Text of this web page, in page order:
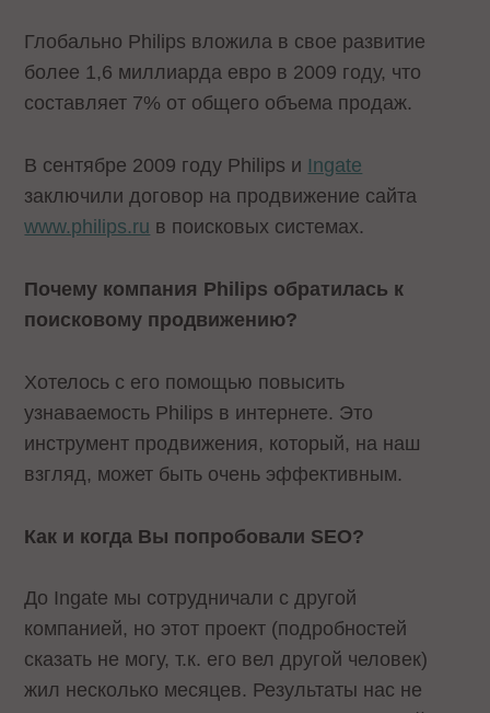
Глобально Philips вложила в свое развитие
более 1,6 миллиарда евро в 2009 году, что
составляет 7% от общего объема продаж.
В сентябре 2009 году Philips и Ingate
заключили договор на продвижение сайта
www.philips.ru в поисковых системах.
Почему компания Philips обратилась к
поисковому продвижению?
Хотелось с его помощью повысить
узнаваемость Philips в интернете. Это
инструмент продвижения, который, на наш
взгляд, может быть очень эффективным.
Как и когда Вы попробовали SEO?
До Ingate мы сотрудничали с другой
компанией, но этот проект (подробностей
сказать не могу, т.к. его вел другой человек)
жил несколько месяцев. Результаты нас не